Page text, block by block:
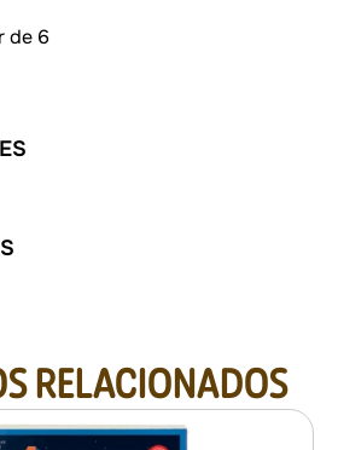
de 6
RELACIONADOS